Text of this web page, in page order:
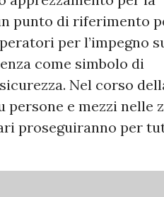
punto di riferimento
per l’impegno
come simbolo di
Nel corso
e mezzi nelle
proseguiranno per